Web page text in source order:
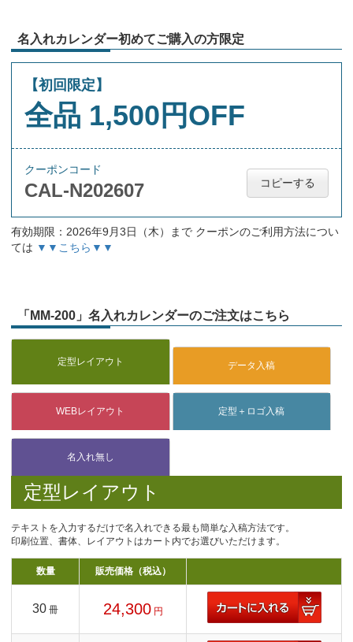
名入れカレンダー初めてご購入の方限定
【初回限定】
全品 1,500円OFF
クーポンコード
CAL-N202607 コピーする
有効期限：2026年9月3日（木）まで クーポンのご利用方法につい
ては ▼▼こちら▼▼
「MM-200」名入れカレンダーのご注文はこちら
定型レイアウト
テキストを入力するだけで名入れできる最も簡単な入稿方法です。
印刷位置、書体、レイアウトはカート内でお選びいただけます。
数量 販売価格（税込）
30 冊 24,300 円